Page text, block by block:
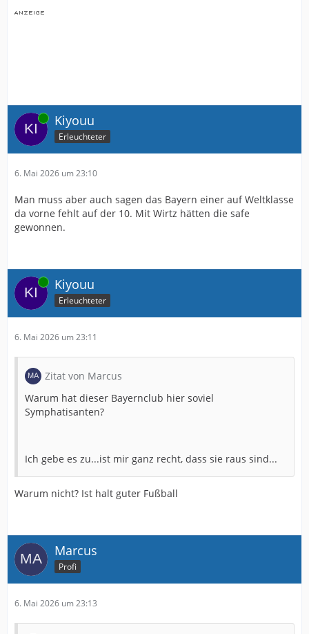
Online Kiyouu
Erleuchteter
6. Mai 2026 um 23:10
Man muss aber auch sagen das Bayern einer auf Weltklasse
da vorne fehlt auf der 10. Mit Wirtz hätten die safe
gewonnen.
Online Kiyouu
Erleuchteter
6. Mai 2026 um 23:11
Zitat von Marcus
Warum hat dieser Bayernclub hier soviel
Symphatisanten?
Ich gebe es zu...ist mir ganz recht, dass sie raus sind...
Warum nicht? Ist halt guter Fußball
Marcus
Profi
6. Mai 2026 um 23:13